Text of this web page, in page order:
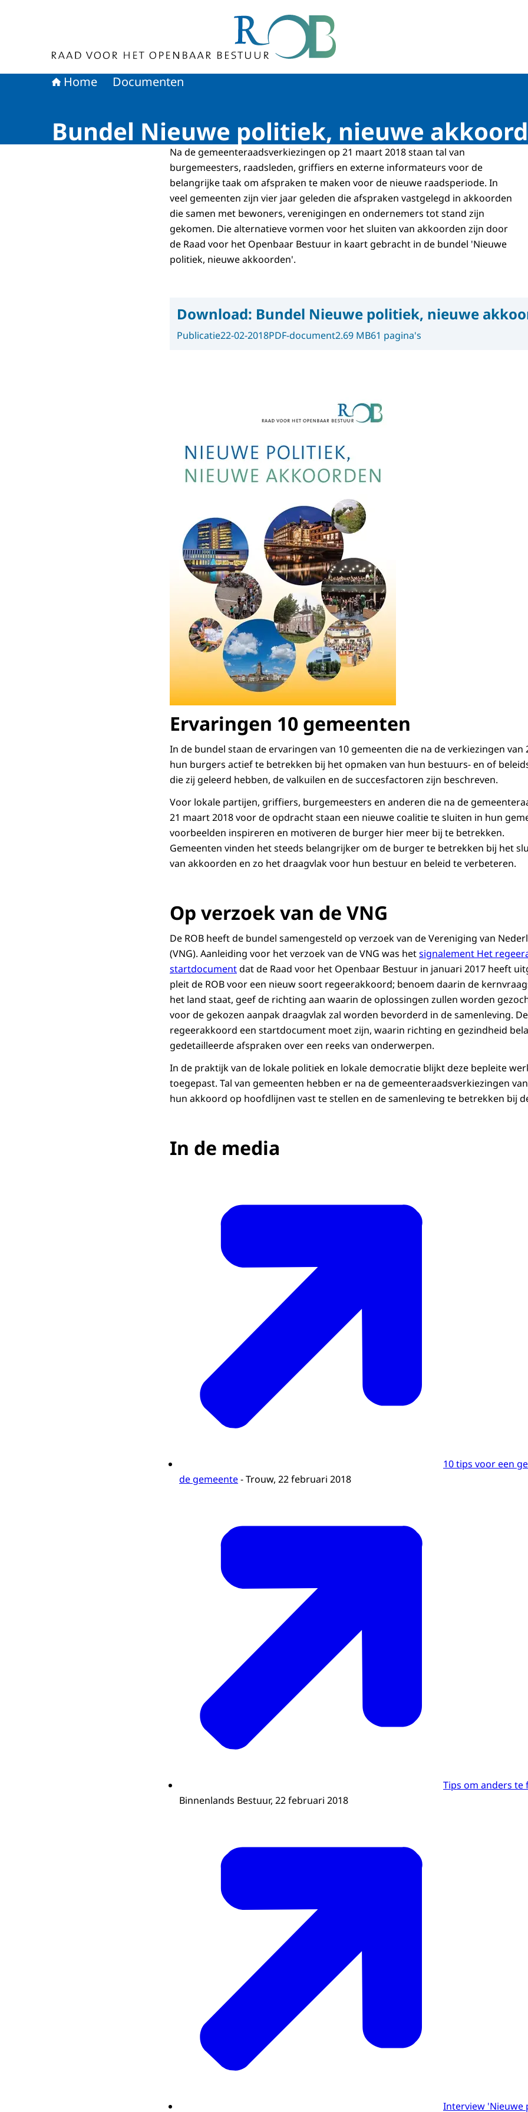
Home Documenten
Bundel Nieuwe politiek, nieuwe
Na de gemeenteraadsverkiezingen op 21 maart 2018 staan tal van
burgemeesters, raadsleden, griffiers en externe informateurs voor de
belangrijke taak om afspraken te maken voor de nieuwe raadsperiode. In
veel gemeenten zijn vier jaar geleden die afspraken vastgelegd in akkoorden
die samen met bewoners, verenigingen en ondernemers tot stand zijn
gekomen. Die alternatieve vormen voor het sluiten van akkoorden zijn door
de Raad voor het Openbaar Bestuur in kaart gebracht in de bundel 'Nieuwe
politiek, nieuwe akkoorden'.
Download: Bundel Nieuwe politiek, nieuwe
Publicatie22-02-2018PDF-document2.69 MB61 pagina's
Ervaringen 10 gemeenten
In de bundel staan de ervaringen van 10 gemeenten die na de verkiezingen van
hun burgers actief te betrekken bij het opmaken van hun bestuurs- en of
die zij geleerd hebben, de valkuilen en de succesfactoren zijn beschreven.
Voor lokale partijen, griffiers, burgemeesters en anderen die na de
21 maart 2018 voor de opdracht staan een nieuwe coalitie te sluiten in hun
voorbeelden inspireren en motiveren de burger hier meer bij te betrekken.
Gemeenten vinden het steeds belangrijker om de burger te betrekken bij het
van akkoorden en zo het draagvlak voor hun bestuur en beleid te verbeteren.
Op verzoek van de VNG
De ROB heeft de bundel samengesteld op verzoek van de Vereniging van
(VNG). Aanleiding voor het verzoek van de VNG was hetsignalement Het
startdocumentdat de Raad voor het Openbaar Bestuur in januari 2017 heeft
pleit de ROB voor een nieuw soort regeerakkoord; benoem daarin de
het land staat, geef de richting aan waarin de oplossingen zullen worden
voor de gekozen aanpak draagvlak zal worden bevorderd in de samenleving.
regeerakkoord een startdocument moet zijn, waarin richting en gezindheid
gedetailleerde afspraken over een reeks van onderwerpen.
In de praktijk van de lokale politiek en lokale democratie blijkt deze bepleite
toegepast. Tal van gemeenten hebben er na de gemeenteraadsverkiezingen
hun akkoord op hoofdlijnen vast te stellen en de samenleving te betrekken bij
In de media
10 tips voor een
de gemeente- Trouw, 22 februari 2018
Tips om anders te
Binnenlands Bestuur, 22 februari 2018
Interview 'Nieuwe